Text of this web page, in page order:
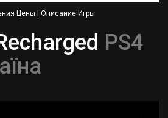
Цены Описание Игры
PS4